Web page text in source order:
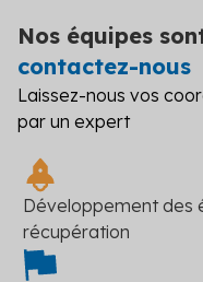
Nos équipes
contactez-nous
Laissez-nous vos
par un expert
Développement des
récupération